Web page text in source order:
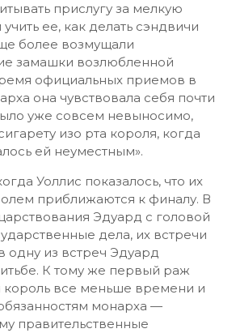
прислугу за мелкую
ее, как делать сэндвичи
более возмущали
замашки возлюбленной
официальных приемов в
она чувствовала себя почти
уже совсем невыносимо,
изо рта короля, когда
ей неуместным».
Уоллис показалось, что их
приближаются к финалу. В
Эдуард с головой
дела, их встречи
одну из встреч Эдуард
К тому же первый раж
все меньше времени и
монарха —
правительственные